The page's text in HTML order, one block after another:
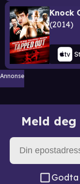
Knock
2014
Annonse
Meld
Godta